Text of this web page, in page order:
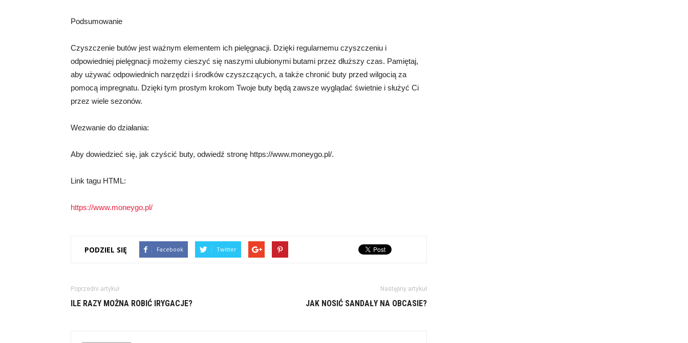
Podsumowanie
Czyszczenie butów jest ważnym elementem ich pielęgnacji. Dzięki regularnemu czyszczeniu i
odpowiedniej pielęgnacji możemy cieszyć się naszymi ulubionymi butami przez dłuższy czas. Pamiętaj,
aby używać odpowiednich narzędzi i środków czyszczących, a także chronić buty przed wilgocią za
pomocą impregnatu. Dzięki tym prostym krokom Twoje buty będą zawsze wyglądać świetnie i służyć Ci
przez wiele sezonów.
Wezwanie do działania:
Aby dowiedzieć się, jak czyścić buty, odwiedź stronę https://www.moneygo.pl/.
Link tagu HTML:
https://www.moneygo.pl/
PODZIEL SIĘ Facebook Twitter
Poprzedni artykuł
ILE RAZY MOŻNA ROBIĆ IRYGACJE?
Następny artykuł
JAK NOSIĆ SANDAŁY NA OBCASIE?